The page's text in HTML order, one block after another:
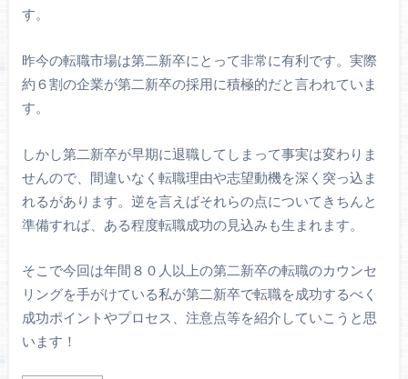
す。
昨今の転職市場は第二新卒にとって非常に有利です。実際
約６割の企業が第二新卒の採用に積極的だと言われていま
す。
しかし第二新卒が早期に退職してしまって事実は変わりま
せんので、間違いなく転職理由や志望動機を深く突っ込ま
れるがあります。逆を言えばそれらの点についてきちんと
準備すれば、ある程度転職成功の見込みも生まれます。
そこで今回は年間８０人以上の第二新卒の転職のカウンセ
リングを手がけている私が第二新卒で転職を成功するべく
成功ポイントやプロセス、注意点等を紹介していこうと思
います！